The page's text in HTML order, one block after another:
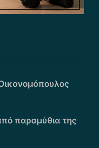
παραμύθια της